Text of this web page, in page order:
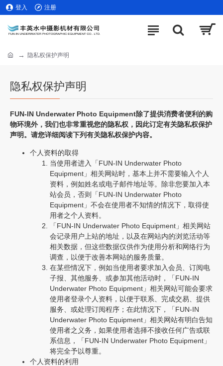
登入 注册
隐私权保护声明
隐私权保护声明
FUN-IN Underwater Photo Equipment除了提供消费者便利的购
物环境外，我们也非常重视您的隐私权，因此订定有关隐私权保护
声明。请您详细阅读下列有关隐私权保护内容。
个人资料的取得
当使用者进入「FUN-IN Underwater Photo
Equipment」相关网站时，基本上并不需要输入个人
资料，例如姓名或电子邮件地址等。除非您要加入本
站会员，否则「FUN-IN Underwater Photo
Equipment」不会在使用者不知情的情况下，取得使
用者之个人资料。
「FUN-IN Underwater Photo Equipment」相关网站
会记录用户上站的地址，以及在网站内的浏览活动等
相关数据，但这些数据仅供作为使用分析和网络行为
调查，以便于改善本网站的服务质量。
在某些情况下，例如当使用者要求加入会员、订阅电
子报、其他服务、或参加其他活动时，「FUN-IN
Underwater Photo Equipment」相关网站可能会要求
使用者登录个人资料，以便于联系、完成交易、提供
服务、或处理订阅程序；在此情况下，「FUN-IN
Underwater Photo Equipment」相关网站有明白告知
使用者之义务，如果使用者选择不接收任何广告或联
系信息，「FUN-IN Underwater Photo Equipment」
将完全予以尊重。
个人资料的利用